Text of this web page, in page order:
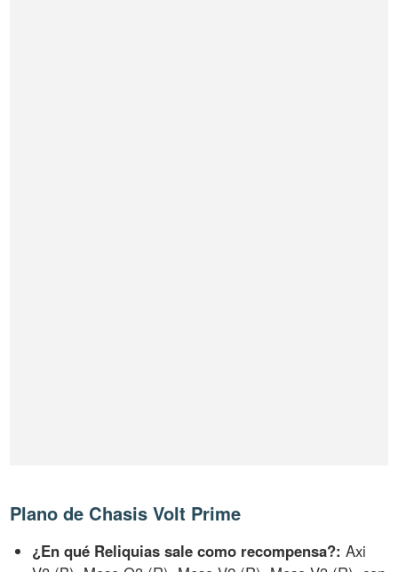
Plano de Chasis Volt Prime
¿En qué Reliquias sale como recompensa?: Axi